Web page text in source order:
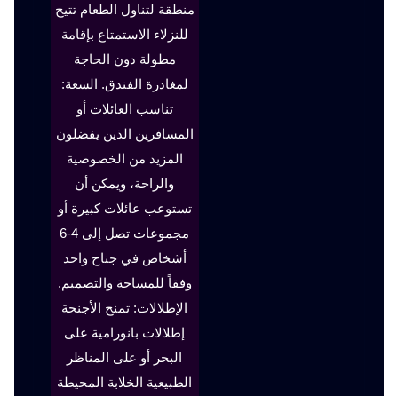
منطقة لتناول الطعام تتيح
للنزلاء الاستمتاع بإقامة
مطولة دون الحاجة
لمغادرة الفندق. السعة:
تناسب العائلات أو
المسافرين الذين يفضلون
المزيد من الخصوصية
والراحة، ويمكن أن
تستوعب عائلات كبيرة أو
مجموعات تصل إلى 4-6
أشخاص في جناح واحد
وفقاً للمساحة والتصميم.
الإطلالات: تمنح الأجنحة
إطلالات بانورامية على
البحر أو على المناظر
الطبيعية الخلابة المحيطة